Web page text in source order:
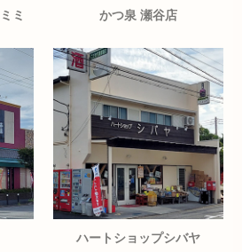
ミ かつ泉 瀬谷店
ハートショップシバヤ